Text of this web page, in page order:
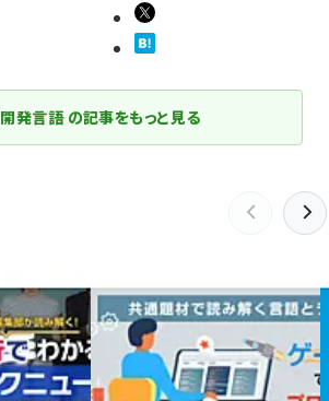
開発言語 の記事をもっと見る